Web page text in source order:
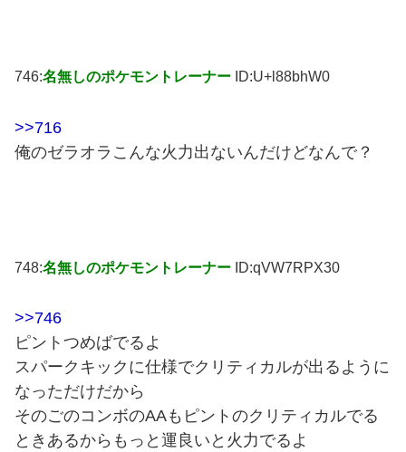
746:名無しのポケモントレーナー ID:U+l88bhW0
>>716
俺のゼラオラこんな火力出ないんだけどなんで？
748:名無しのポケモントレーナー ID:qVW7RPX30
>>746
ピントつめばでるよ
スパークキックに仕様でクリティカルが出るように
なっただけだから
そのごのコンボのAAもピントのクリティカルでる
ときあるからもっと運良いと火力でるよ